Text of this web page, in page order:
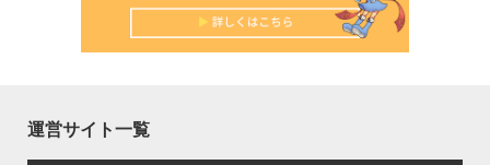
運営サイト一覧